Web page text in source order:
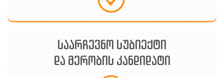
საარჩევნო სუბიექტი
და მერობის კანდიდატი